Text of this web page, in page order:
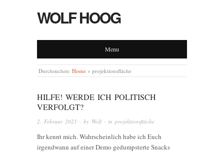
WOLF HOOG
Menu
Durchsuchen: Home » projektionsfläche
HILFE! WERDE ICH POLITISCH
VERFOLGT?
2. Februar 2021 · by Wolf· in projektionsfläche
Ihr kennt mich. Wahrscheinlich habe ich Euch
irgendwann auf einer Demo gedumpsterte Snacks